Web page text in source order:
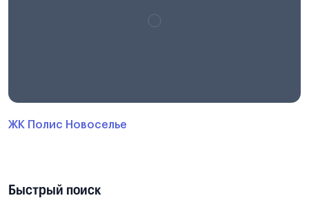
ЖК Полис Новоселье
Быстрый поиск